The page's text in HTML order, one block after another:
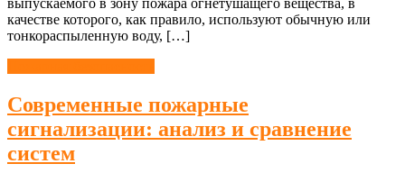
качестве которого, как правило, используют обычную или
тонкораспыленную воду, […]
Современные пожарные
сигнализации: анализ и сравнение
систем